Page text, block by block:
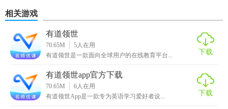
语、听力等。
3. 互动社区：用户可以加入学习群组，与其他学习者交流心
得，共同进步。
4. 实时反馈：在学习过程中提供即时反馈，帮助用户及时纠
正错误。
相关游戏
有道领世
70.65M 5人在用
有道领世是一款面向全球用户的在线教育平台...
下载
有道领世app官方下载
70.65M 6人在用
有道领世App是一款专为英语学习爱好者设...
下载